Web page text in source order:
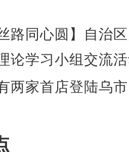
丝路同心圆】自治
论学习小组交流
两家首店登陆乌